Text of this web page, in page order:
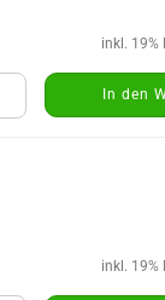
inkl. 19%
In den
inkl. 19%